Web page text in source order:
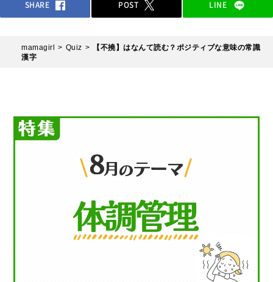
SHARE POST LINE
mamagirl Quiz
【不撓】はなんて読む？ポジティブな意味の常識
漢字